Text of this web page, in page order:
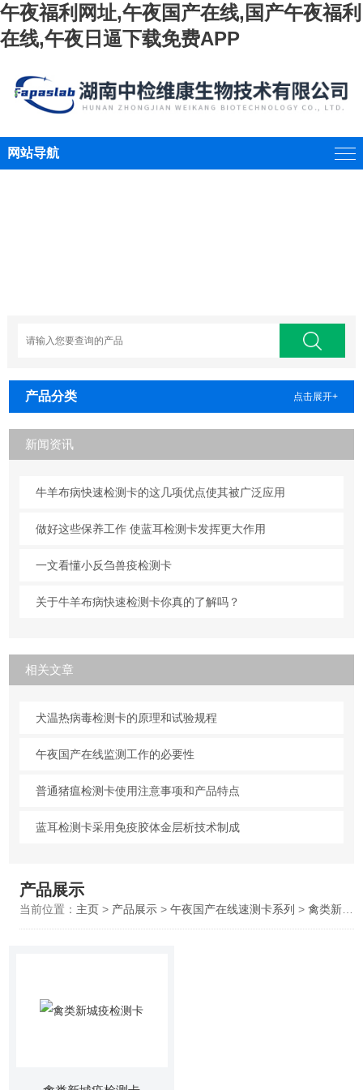
午夜福利网址,午夜国产在线,国产午夜福利
在线,午夜日逼下载免费APP
网站导航
产品分类 点击展开+
新闻资讯
牛羊布病快速检测卡的这几项优点使其被广泛应用
做好这些保养工作 使蓝耳检测卡发挥更大作用
一文看懂小反刍兽疫检测卡
关于牛羊布病快速检测卡你真的了解吗？
相关文章
犬温热病毒检测卡的原理和试验规程
午夜国产在线监测工作的必要性
普通猪瘟检测卡使用注意事项和产品特点
蓝耳检测卡采用免疫胶体金层析技术制成
产品展示
当前位置： 主页> 产品展示> 午夜国产在线速测卡系列 > 禽类新城疫检测卡